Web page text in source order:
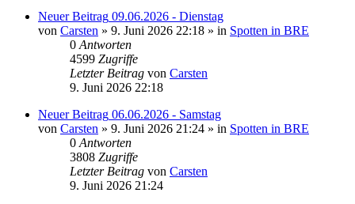
Neuer Beitrag 09.06.2026 - Dienstag
von Carsten » 9. Juni 2026 22:18 » in Spotten in BRE
0 Antworten
4599 Zugriffe
Letzter Beitrag von Carsten
9. Juni 2026 22:18
Neuer Beitrag 06.06.2026 - Samstag
von Carsten » 9. Juni 2026 21:24 » in Spotten in BRE
0 Antworten
3808 Zugriffe
Letzter Beitrag von Carsten
9. Juni 2026 21:24